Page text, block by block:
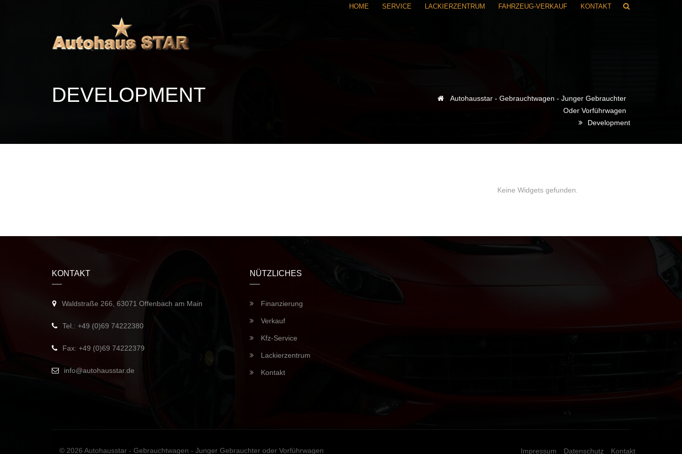
HOME SERVICE LACKIERZENTRUM FAHRZEUG-VERKAUF KONTAKT
DEVELOPMENT
Autohausstar - Gebrauchtwagen - Junger Gebrauchter
Oder Vorführwagen
Development
Keine Widgets gefunden.
KONTAKT
Waldstraße 266, 63071 Offenbach am Main
Tel.: +49 (0)69 74222380
Fax: +49 (0)69 74222379
info@autohausstar.de
NÜTZLICHES
Finanzierung
Verkauf
Kfz-Service
Lackierzentrum
Kontakt
© 2026 Autohausstar - Gebrauchtwagen - Junger Gebrauchter oder Vorführwagen Impressum Datenschutz Kontakt